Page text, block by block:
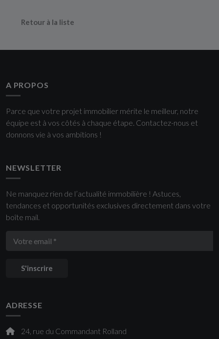
Retour à la liste
A PROPOS
Parce que votre projet immobilier mérite le meilleur, notre
équipe est à vos côtés à chaque étape. Contactez-nous et
donnons vie à vos ambitions !
NEWSLETTER
Ne manquez rien de l’actualité immobilière ! Astuces,
tendances et opportunités exclusives directement dans votre
boîte mail.
S'inscrire
ADRESSE
24, rue du Commandant Rolland